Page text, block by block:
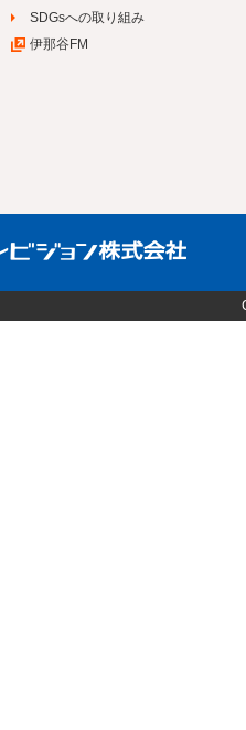
SDGsへの取り組み
伊那谷FM